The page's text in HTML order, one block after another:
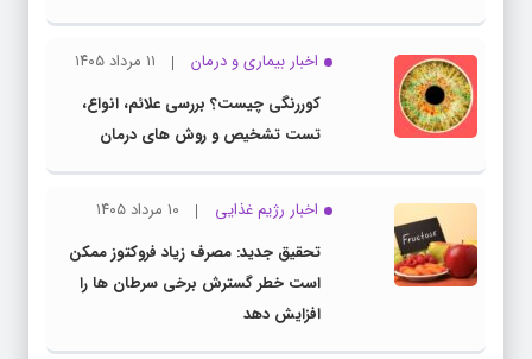
اخبار بیماری و درمان
۱۱ مرداد ۱۴۰۵
کوررنگی چیست؟ بررسی علائم، انواع،
تست تشخیص و روش های درمان
اخبار رژیم غذایی
۱۰ مرداد ۱۴۰۵
تحقیق جدید: مصرف زیاد فروکتوز ممکن
است خطر گسترش برخی سرطان ها را
افزایش دهد